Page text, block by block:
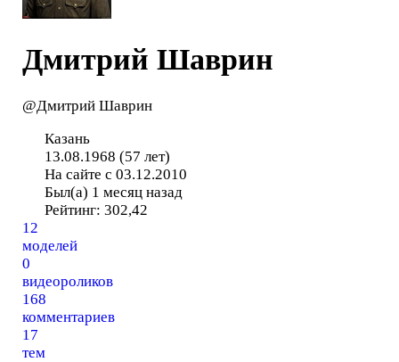
Дмитрий Шаврин
@Дмитрий Шаврин
Казань
13.08.1968 (57 лет)
На сайте с 03.12.2010
Был(а) 1 месяц назад
Рейтинг: 302,42
12
моделей
0
видеороликов
168
комментариев
17
тем